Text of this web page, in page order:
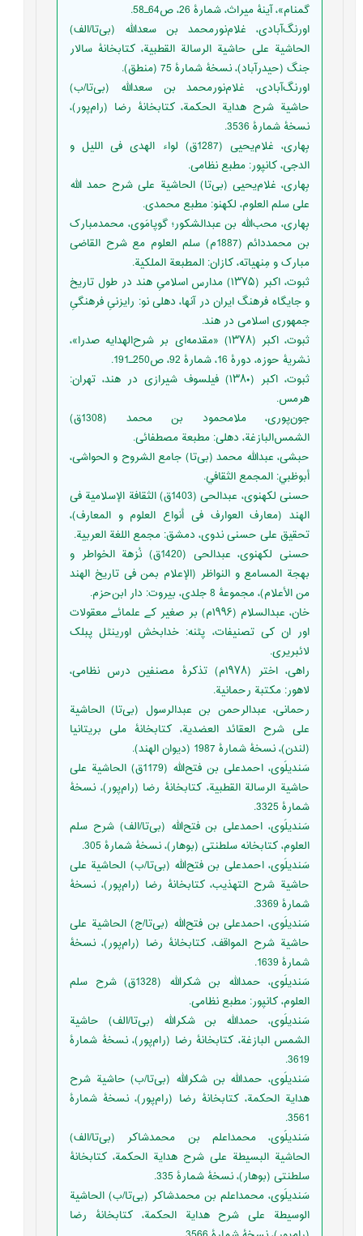
گمنام»، آینۀ میراث، شمارۀ 26، ص64ـ58.‬
اورنگ‌آبادی، غلام‌نور‌محمد بن سعدالله (بی‌تا/الف)
الحاشیة علی حاشیة الرسالة القطبیة، کتابخانۀ سالار
جنگ (حیدرآباد)، نسخۀ شمارۀ 75 (منطق).
‫اورنگ‌آبادی، غلام‌نور‌محمد بن سعدالله (بی‌تا/ب)
حاشیة شرح هدایة‌ الحکمة، کتابخانۀ رضا (رام‌پور)،
نسخۀ شمارۀ 3536.
بِهاری، غلام‌یحیی (1287ق) لواء الهدی فی اللیل و
الدجی، کانپور: مطبع نظامی.‬
‏‫‏‫‏‫بِهاری، غلام‌یحیی (بی‌تا) الحاشیة علی شرح حمد الله
علی سلم العلوم، لکهنو: مطبع محمدی.
‏‫بِهاری، محب‌الله بن عبد‌الشکور؛ گوپامَوی، محمدمبارک
بن محمددائم (1887م) سلم العلوم مع شرح القاضی
مبارک و مِنهیاته، کازان: المطبعة‌ الملکیة.‬
‏‫ثبوت، اکبر (۱۳۷۵) مدارس اسلامیِ هند در طول تاریخ
و جایگاه فرهنگ ایران در آنها، دهلی نو: رایزنیِ فرهنگیِ
جمهوری اسلامی در هند.‬
‫ثبوت، اکبر (۱۳۷۸) «مقدمه‌ای بر شرح‌الهدایه‌ صدرا»،
نشریۀ حوزه، دورۀ 16، شمارۀ 92، ص250ـ191.‬
‏‫‏‫ثبوت، اکبر (۱۳۸۰) فیلسوف شیرازی در هند، تهران:
هرمس.‬
‏‫جون‌پوری، ملامحمود بن محمد (1308ق)
الشمس‌البازغة، دهلی: مطبعة مصطفائی.‬
‏‫حبشی، عبدالله محمد (بی‌تا) جامع الشروح و الحواشی،
أبوظبي: المجمع الثقافي.‬
‏‫حسنی لکهنوی، عبدالحی (1403ق) الثقافة الإسلامیة فی
الهند (معارف العوارف فی أنواع العلوم و المعارف)،
تحقیق علی حسنی ندوی، دمشق: مجمع اللغة‌ العربیة.‬
‏‫حسنی لکهنوی، عبدالحی (1420ق) نُزهة الخواطر و
بهجة المسامع و النواظر (الإعلام بمن فی تاریخ الهند
من الأعلام)، مجموعۀ 8 جلدی، بیروت: دار ابن‌حزم.‬
خان، عبدالسلام (۱۹۹۶م) بر صغیر کے علمائے معقولات
اور ان کی تصنیفات، پٹنه: خدابخش اورینٹل پبلک
لائبریری.
راهی، اختر (۱۹۷۸م) تذکرۀ مصنفین درس نظامی،
لاهور: مکتبة رحمانیة.‬
‏‫رحمانی، عبدالرحمن بن عبدالرسول (بی‌تا) الحاشیة
علی شرح العقائد العضدیة، کتابخانۀ ملی بریتانیا
(لندن)، نسخۀ شمارۀ 1987 (دیوان الهند).
سَندیلَوی، احمدعلی بن فتح‌الله (1179ق) الحاشیة علی
حاشیة الرسالة القطبیة، کتابخانۀ رضا (رام‌پور)، نسخۀ
شمارۀ 3325.
‏‫سَندیلَوی، احمدعلی بن فتح‌الله (بی‌تا/الف) شرح سلم
العلوم، کتابخانه سلطنتی (بوهار)، نسخۀ شمارۀ 305.
‏‫سَندیلَوی، احمدعلی بن فتح‌الله (بی‌تا/ب) الحاشیة علی
حاشیة شرح التهذیب، کتابخانۀ رضا (رام‌پور)، نسخۀ
شمارۀ 3369.
‏‫سَندیلَوی، احمدعلی بن فتح‌الله (بی‌تا/ج) الحاشیة علی
حاشیة شرح المواقف، کتابخانۀ رضا (رام‌پور)، نسخۀ
شمارۀ 1639.
سَندیلَوی، حمدالله بن شکرالله (1328ق) شرح سلم
العلوم، کانپور: مطبع نظامی.‬
‏‫سَندیلَوی، حمدالله بن شکرالله (بی‌تا/الف) حاشیة
الشمس البازغة، کتابخانۀ رضا (رام‌پور)، نسخۀ شمارۀ
3619.
سَندیلَوی، حمدالله بن شکرالله (بی‌تا/ب) حاشیة شرح
هدایة‌ الحکمة، کتابخانۀ رضا (رام‌پور)، نسخۀ شمارۀ
3561.
‏‫سَندیلَوی، محمداعلم بن محمدشاکر (بی‌تا/الف‌)
الحاشیة البسیطة علی شرح هدایة الحکمة، کتابخانۀ
سلطنتی (بوهار)، نسخۀ شمارۀ 335.
‏‫سَندیلَوی، محمداعلم بن محمدشاکر (بی‌تا/ب‌) الحاشیة
الوسیطة علی شرح هدایة‌ الحکمة، کتابخانۀ رضا